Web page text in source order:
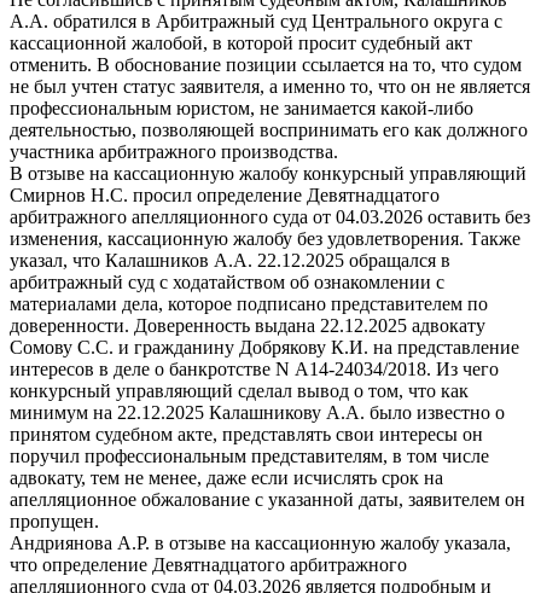
А.А. обратился в Арбитражный суд Центрального округа с
кассационной жалобой, в которой просит судебный акт
отменить. В обоснование позиции ссылается на то, что судом
не был учтен статус заявителя, а именно то, что он не является
профессиональным юристом, не занимается какой-либо
деятельностью, позволяющей воспринимать его как должного
участника арбитражного производства.
В отзыве на кассационную жалобу конкурсный управляющий
Смирнов Н.С. просил определение Девятнадцатого
арбитражного апелляционного суда от 04.03.2026 оставить без
изменения, кассационную жалобу без удовлетворения. Также
указал, что Калашников А.А. 22.12.2025 обращался в
арбитражный суд с ходатайством об ознакомлении с
материалами дела, которое подписано представителем по
доверенности. Доверенность выдана 22.12.2025 адвокату
Сомову С.С. и гражданину Добрякову К.И. на представление
интересов в деле о банкротстве N А14-24034/2018. Из чего
конкурсный управляющий сделал вывод о том, что как
минимум на 22.12.2025 Калашникову А.А. было известно о
принятом судебном акте, представлять свои интересы он
поручил профессиональным представителям, в том числе
адвокату, тем не менее, даже если исчислять срок на
апелляционное обжалование с указанной даты, заявителем он
пропущен.
Андриянова А.Р. в отзыве на кассационную жалобу указала,
что определение Девятнадцатого арбитражного
апелляционного суда от 04.03.2026 является подробным и